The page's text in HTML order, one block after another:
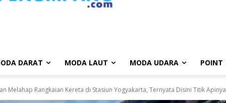
DARAT MODA LAUT MODA UDARA POINT
Melahap Rangkaian Kereta di Stasiun Yogyakarta, Ternyata Disini Titik Apinya